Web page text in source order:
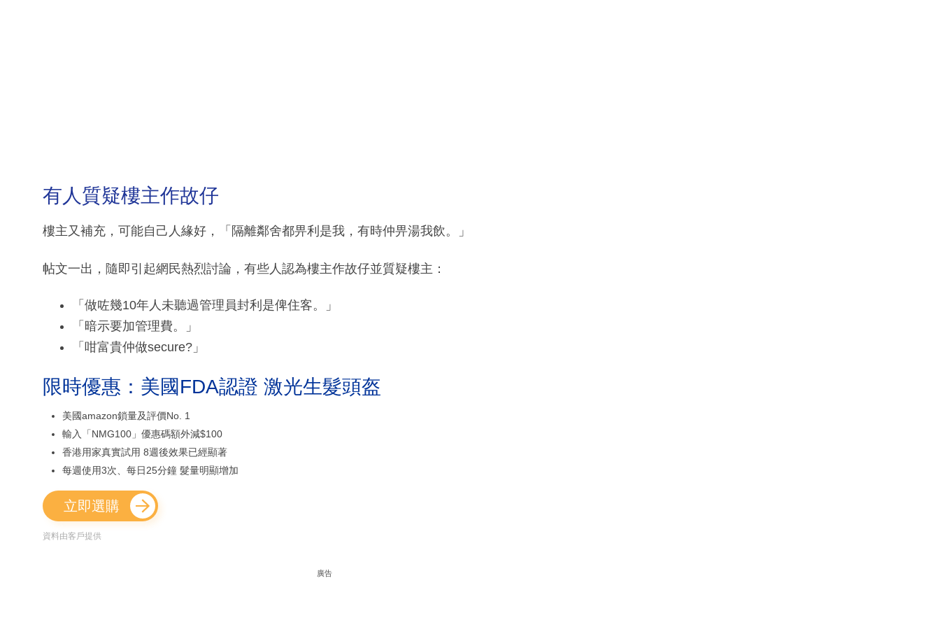
有人質疑樓主作故仔
樓主又補充，可能自己人緣好，「隔離鄰舍都畀利是我，有時仲畀湯我飲。」
帖文一出，隨即引起網民熱烈討論，有些人認為樓主作故仔並質疑樓主：
「做咗幾10年人未聽過管理員封利是俾住客。」
「暗示要加管理費。」
「咁富貴仲做secure?」
限時優惠：美國FDA認證 激光生髮頭盔
美國amazon鎖量及評價No. 1
輸入「NMG100」優惠碼額外減$100
香港用家真實試用 8週後效果已經顯著
每週使用3次、每日25分鐘 髮量明顯增加
立即選購
資料由客戶提供
廣告